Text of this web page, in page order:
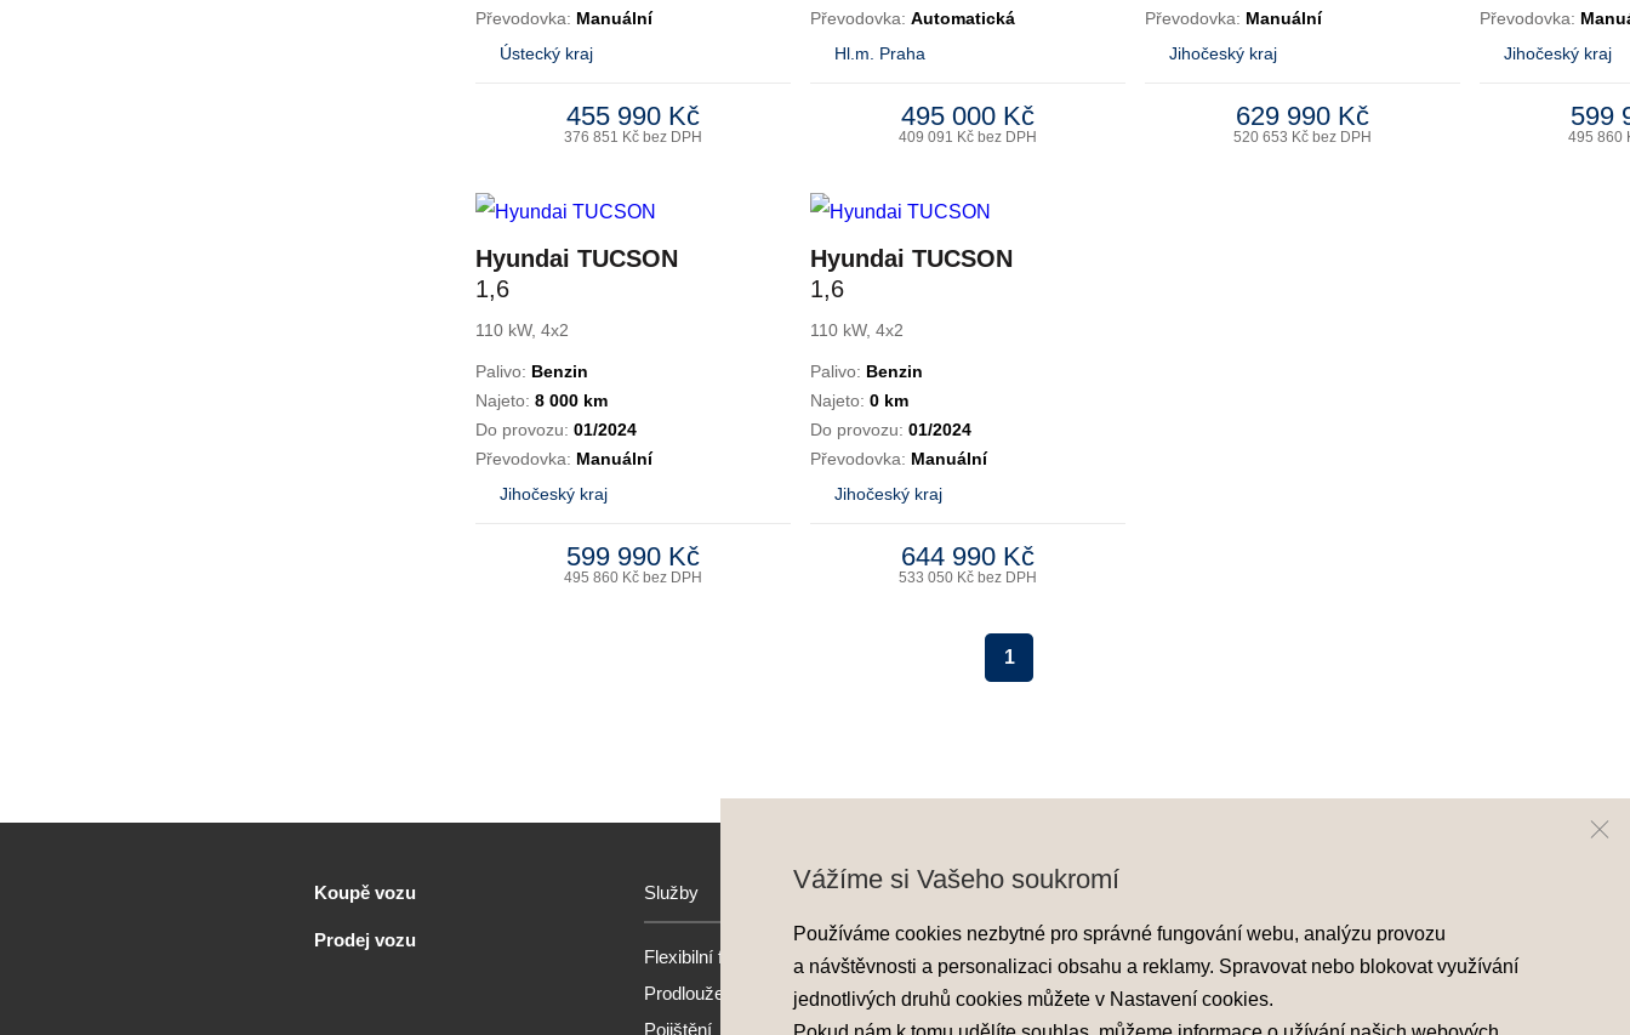
Převodovka: Manuální
Ústecký kraj
455 990 Kč
376 851 Kč bez DPH
Převodovka: Automatická
Hl.m. Praha
495 000 Kč
409 091 Kč bez DPH
Převodovka: Manuální
Jihočeský kraj
629 990 Kč
520 653 Kč bez DPH
Převodovka:
Jihočeský kraj
599
495 860
Hyundai TUCSON
1,6
110 kW, 4x2
Palivo: Benzin
Najeto: 8 000 km
Do provozu: 01/2024
Převodovka: Manuální
Jihočeský kraj
599 990 Kč
495 860 Kč bez DPH
Hyundai TUCSON
1,6
110 kW, 4x2
Palivo: Benzin
Najeto: 0 km
Do provozu: 01/2024
Převodovka: Manuální
Jihočeský kraj
644 990 Kč
533 050 Kč bez DPH
1
Koupě vozu
Prodej vozu
Služby
Flexibilní financování
Prodloužená záruka
Pojištění
Hyundai
Modely Hyundai
Nové skladové vozy
Předváděcí vozy
Mapa prodejců
Vážíme si Vašeho soukromí
Používáme cookies nezbytné pro správné fungování webu, analýzu provozu
a návštěvnosti a personalizaci obsahu a reklamy. Spravovat nebo blokovat využívání
jednotlivých druhů cookies můžete v Nastavení cookies.